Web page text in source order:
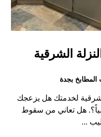
الشرقية
المطابخ بجدة
لخدمتك هل يزعجك
هل تعاني من سقوط
...